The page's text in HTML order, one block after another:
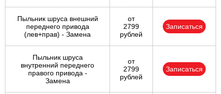
Пыльник шруса внешний
переднего привода
(лев+прав) - Замена
от
2799
рублей
Записаться
Пыльник шруса
внутренний переднего
правого привода -
Замена
от
2799
рублей
Записаться